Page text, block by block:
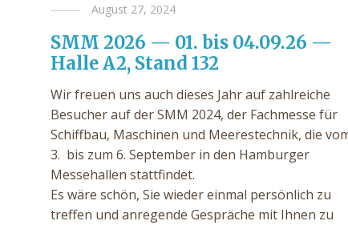
August 27, 2024
SMM 2026 — 01. bis 04.09.26 —
Halle A2, Stand 132
Wir freuen uns auch dieses Jahr auf zahlreiche
Besucher auf der SMM 2024, der Fachmesse für
Schiffbau, Maschinen und Meerestechnik, die
3. bis zum 6. September in den Hamburger
Messehallen stattfindet.
Es wäre schön, Sie wieder einmal persönlich zu
treffen und anregende Gespräche mit Ihnen zu